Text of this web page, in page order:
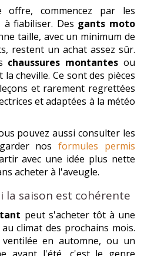
commencez par les
fiabiliser. Des gants moto
taille, avec un minimum de
restent un achat assez sûr.
chaussures montantes ou
cheville. Ce sont des pièces
et rarement regrettées
et adaptées à la météo
pouvez aussi consulter les
nosformules permis
avec une idée plus nette
acheter à l'aveugle.
la saison est cohérente
peut s'acheter tôt à une
climat des prochains mois.
en automne, ou un
avant l'été, c'est le genre